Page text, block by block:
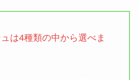
は4種類の中から選べま